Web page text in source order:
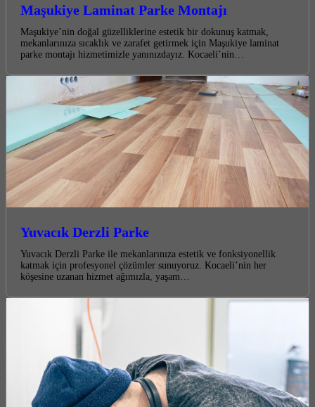
Maşukiye Laminat Parke Montajı
Maşukiye’nin doğal güzelliklerine estetik bir dokunuş katmak,
mekanlarınıza sıcaklık ve zarafet getirmek için Maşukiye laminat
parke montajı hizmetimizle yanınızdayız. Kocaeli’nin…
Yuvacık Derzli Parke
Yuvacık Derzli Parke ile mekanlarınıza estetik ve fonksiyonellik
katmak için profesyonel çözümler sunuyoruz. Kocaeli’nin her
köşesine uzanan hizmet ağımızla, yaşam…